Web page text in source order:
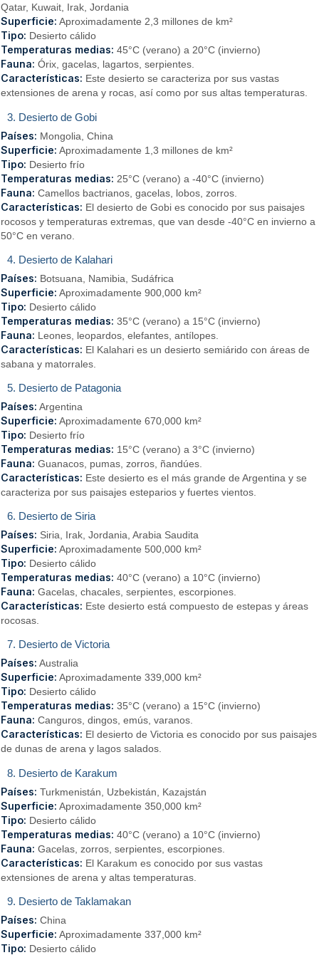
Qatar, Kuwait, Irak, Jordania
Superficie: Aproximadamente 2,3 millones de km²
Tipo: Desierto cálido
Temperaturas medias: 45°C (verano) a 20°C (invierno)
Fauna: Órix, gacelas, lagartos, serpientes.
Características: Este desierto se caracteriza por sus vastas
extensiones de arena y rocas, así como por sus altas temperaturas.
3. Desierto de Gobi
Países: Mongolia, China
Superficie: Aproximadamente 1,3 millones de km²
Tipo: Desierto frío
Temperaturas medias: 25°C (verano) a -40°C (invierno)
Fauna: Camellos bactrianos, gacelas, lobos, zorros.
Características: El desierto de Gobi es conocido por sus paisajes
rocosos y temperaturas extremas, que van desde -40°C en invierno a
50°C en verano.
4. Desierto de Kalahari
Países: Botsuana, Namibia, Sudáfrica
Superficie: Aproximadamente 900,000 km²
Tipo: Desierto cálido
Temperaturas medias: 35°C (verano) a 15°C (invierno)
Fauna: Leones, leopardos, elefantes, antílopes.
Características: El Kalahari es un desierto semiárido con áreas de
sabana y matorrales.
5. Desierto de Patagonia
Países: Argentina
Superficie: Aproximadamente 670,000 km²
Tipo: Desierto frío
Temperaturas medias: 15°C (verano) a 3°C (invierno)
Fauna: Guanacos, pumas, zorros, ñandúes.
Características: Este desierto es el más grande de Argentina y se
caracteriza por sus paisajes esteparios y fuertes vientos.
6. Desierto de Siria
Países: Siria, Irak, Jordania, Arabia Saudita
Superficie: Aproximadamente 500,000 km²
Tipo: Desierto cálido
Temperaturas medias: 40°C (verano) a 10°C (invierno)
Fauna: Gacelas, chacales, serpientes, escorpiones.
Características: Este desierto está compuesto de estepas y áreas
rocosas.
7. Desierto de Victoria
Países: Australia
Superficie: Aproximadamente 339,000 km²
Tipo: Desierto cálido
Temperaturas medias: 35°C (verano) a 15°C (invierno)
Fauna: Canguros, dingos, emús, varanos.
Características: El desierto de Victoria es conocido por sus paisajes
de dunas de arena y lagos salados.
8. Desierto de Karakum
Países: Turkmenistán, Uzbekistán, Kazajstán
Superficie: Aproximadamente 350,000 km²
Tipo: Desierto cálido
Temperaturas medias: 40°C (verano) a 10°C (invierno)
Fauna: Gacelas, zorros, serpientes, escorpiones.
Características: El Karakum es conocido por sus vastas
extensiones de arena y altas temperaturas.
9. Desierto de Taklamakan
Países: China
Superficie: Aproximadamente 337,000 km²
Tipo: Desierto cálido